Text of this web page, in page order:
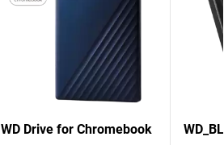
WD Drive for Chromebook